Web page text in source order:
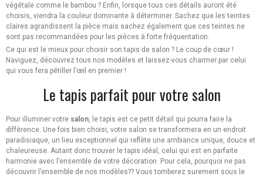
végétale comme le bambou ? Enfin, lorsque tous ces détails auront été
choisis, viendra la couleur dominante à déterminer. Sachez que les teintes
claires agrandissent la pièce mais sachez également que ces teintes ne
sont pas recommandées pour les pièces à forte fréquentation.
Ce qui est le mieux pour choisir son tapis de salon ? Le coup de cœur !
Naviguez, découvrez tous nos modèles et laissez-vous charmer par celui
qui vous fera pétiller l’œil en premier !
Le tapis parfait pour votre salon
Pour illuminer votre salon, le tapis est ce petit détail qui pourra faire la
différence. Une fois bien choisi, votre salon se transformera en un endroit
paradisiaque, un lieu exceptionnel qui reflète une ambiance unique, douce et
chaleureuse. Autant donc trouver le tapis idéal, celui qui est en parfaite
harmonie avec l’ensemble de votre décoration. Pour cela, pourquoi ne pas
découvrir l’ensemble de nos modèles?? Vous tomberez surement sous le